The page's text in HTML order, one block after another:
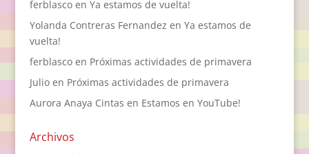
ferblascoen Ya estamos de vuelta!
Yolanda Contreras Fernandez en Ya estamos de
vuelta!
ferblascoen Próximas actividades de primavera
Julioen Próximas actividades de primavera
Aurora Anaya Cintas en Estamos en YouTube!
Archivos